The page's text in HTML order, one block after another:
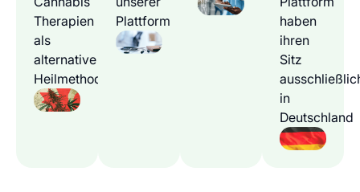
Therapien
als
alternative
Heilmethode
Plattform
haben
ihren
Sitz
in
Deutschland